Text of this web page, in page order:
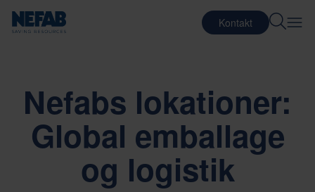
Kontakt
Nefabs lokationer:
Global emballage
og logistik